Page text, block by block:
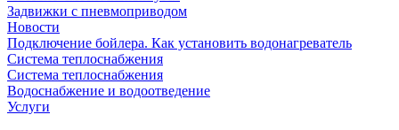
Задвижки с пневмоприводом
Новости
Подключение бойлера. Как установить водонагреватель
Система теплоснабжения
Система теплоснабжения
Водоснабжение и водоотведение
Услуги